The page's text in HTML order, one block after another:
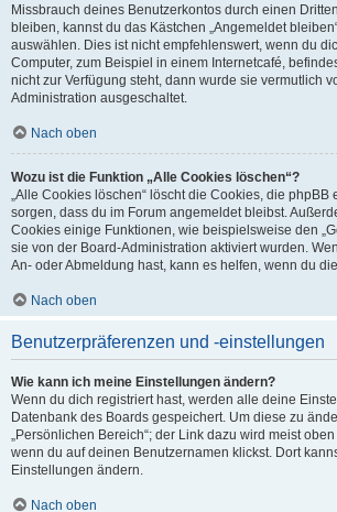
Missbrauch deines Benutzerkontos durch einen
bleiben, kannst du das Kästchen „Angemeldet
auswählen. Dies ist nicht empfehlenswert, wenn du
Computer, zum Beispiel in einem Internetcafé,
nicht zur Verfügung steht, dann wurde sie vermutlich
Administration ausgeschaltet.
Nach oben
Wozu ist die Funktion „Alle Cookies löschen“?
„Alle Cookies löschen“ löscht die Cookies, die phpBB
sorgen, dass du im Forum angemeldet bleibst.
Cookies einige Funktionen, wie beispielsweise den
sie von der Board-Administration aktiviert wurden.
An- oder Abmeldung hast, kann es helfen, wenn du
Nach oben
Benutzerpräferenzen und -einstellungen
Wie kann ich meine Einstellungen ändern?
Wenn du dich registriert hast, werden alle deine
Datenbank des Boards gespeichert. Um diese zu
„Persönlichen Bereich“; der Link dazu wird meist
wenn du auf deinen Benutzernamen klickst. Dort
Einstellungen ändern.
Nach oben